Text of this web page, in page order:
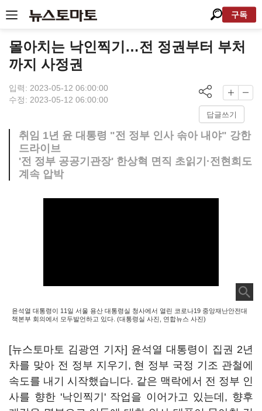
구독
몰아치는 낙인찍기…전 정권부터 부처
까지 사정권
입력: 2023-05-12 06:00:00
수정: 2023-05-12 06:00:00
답글쓰기
취임 1년 윤 대통령 "전 정부 인사 솎아 내야" 강한
드라이브
'전 정부 공공기관장' 한상혁 면직 초읽기·전현희도
계속 압박
윤석열 대통령이 11일 서울 용산 대통령실 청사에서 열린 코로나19 중앙재난안전대
책본부 회의에서 모두발언하고 있다. (대통령실 사진, 연합뉴스 사진)
[뉴스토마토 김광연 기자] 윤석열 대통령이 집권 2년
차를 맞아 전 정부 지우기, 현 정부 국정 기조 관철에
속도를 내기 시작했습니다. 같은 맥락에서 전 정부 인
사를 향한 '낙인찍기' 작업을 이어가고 있는데, 향후